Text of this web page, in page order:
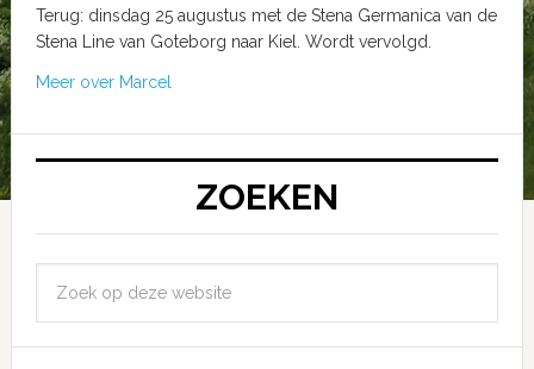
Terug: dinsdag 25 augustus met de Stena Germanica van de
Stena Line van Goteborg naar Kiel. Wordt vervolgd.
Meer over Marcel
ZOEKEN